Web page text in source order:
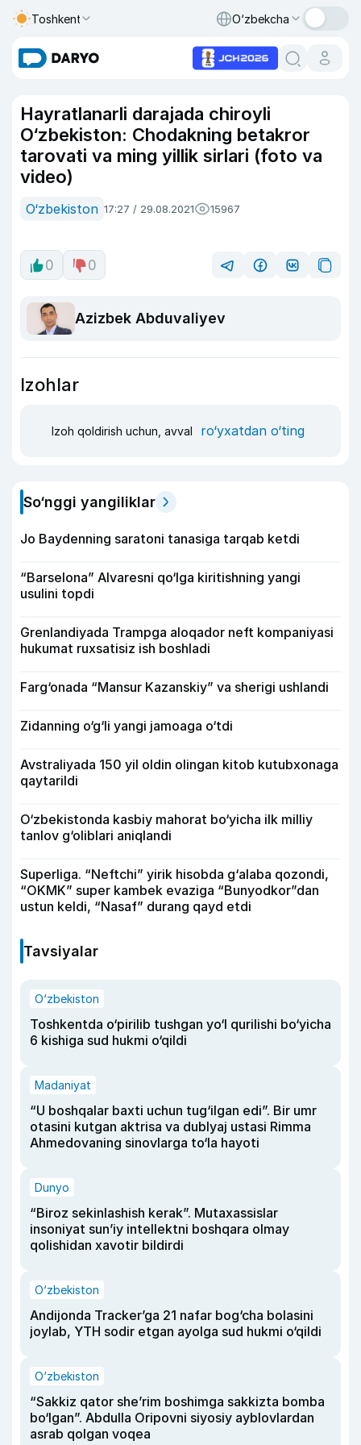
Toshkent O‘zbekcha
Hayratlanarli darajada chiroyli
O‘zbekiston: Chodakning betakror
tarovati va ming yillik sirlari (foto va
video)
O‘zbekiston 17:27 / 29.08.2021 15967
0 0
Azizbek Abduvaliyev
Izohlar
Izoh qoldirish uchun, avval ro‘yxatdan o‘ting
So‘nggi yangiliklar
Jo Baydenning saratoni tanasiga tarqab ketdi
“Barselona” Alvaresni qo‘lga kiritishning yangi
usulini topdi
Grenlandiyada Trampga aloqador neft kompaniyasi
hukumat ruxsatisiz ish boshladi
Farg‘onada “Mansur Kazanskiy” va sherigi ushlandi
Zidanning o‘g‘li yangi jamoaga o‘tdi
Avstraliyada 150 yil oldin olingan kitob kutubxonaga
qaytarildi
O‘zbekistonda kasbiy mahorat bo‘yicha ilk milliy
tanlov g‘oliblari aniqlandi
Superliga. “Neftchi” yirik hisobda g‘alaba qozondi,
“OKMK” super kambek evaziga “Bunyodkor”dan
ustun keldi, “Nasaf” durang qayd etdi
Tavsiyalar
O‘zbekiston
Toshkentda o‘pirilib tushgan yo‘l qurilishi bo‘yicha
6 kishiga sud hukmi o‘qildi
Madaniyat
“U boshqalar baxti uchun tug‘ilgan edi”. Bir umr
otasini kutgan aktrisa va dublyaj ustasi Rimma
Ahmedovaning sinovlarga to‘la hayoti
Dunyo
“Biroz sekinlashish kerak”. Mutaxassislar
insoniyat sun’iy intellektni boshqara olmay
qolishidan xavotir bildirdi
O‘zbekiston
Andijonda Tracker’ga 21 nafar bog‘cha bolasini
joylab, YTH sodir etgan ayolga sud hukmi o‘qildi
O‘zbekiston
“Sakkiz qator she’rim boshimga sakkizta bomba
bo‘lgan”. Abdulla Oripovni siyosiy ayblovlardan
asrab qolgan voqea